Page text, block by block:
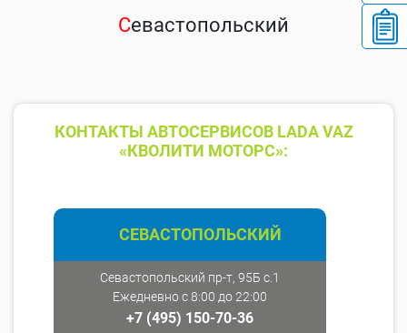
Севастопольский
КОНТАКТЫ АВТОСЕРВИСОВ LADA VAZ
«КВОЛИТИ МОТОРС»:
СЕВАСТОПОЛЬСКИЙ
Севастопольский пр-т, 95Б с.1
Ежедневно с 8:00 до 22:00
+7 (495) 150-70-36